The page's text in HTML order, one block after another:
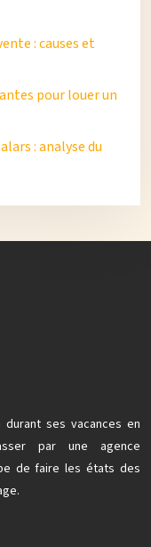
: causes et
pour louer un
: analyse du
ses vacances en
par une agence
de faire les états des